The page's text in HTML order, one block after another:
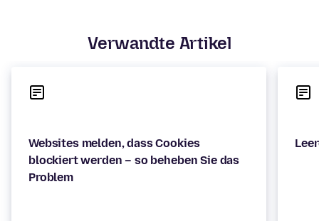
Verwandte Artikel
Websites melden, dass Cookies
blockiert werden – so beheben Sie das
Problem